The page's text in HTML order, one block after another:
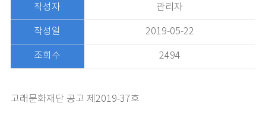
작성자 관리자
작성일 2019-05-22
조회수 2494
고래문화재단 공고 제2019-37호